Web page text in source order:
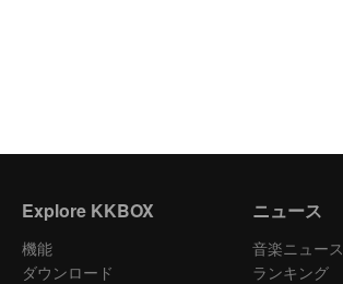
Explore KKBOX
機能
ダウンロード
ニュース
音楽ニュース
ランキング